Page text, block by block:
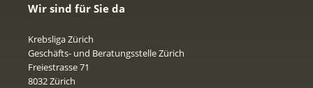
Wir sind für Sie da
Krebsliga Zürich
Geschäfts- und Beratungsstelle Zürich
Freiestrasse 71
8032 Zürich